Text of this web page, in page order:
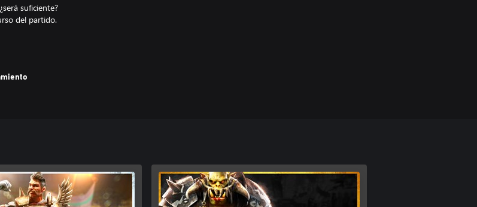
suficiente?
del partido.
contrata
y a tu equipo
como el
Bowl 3